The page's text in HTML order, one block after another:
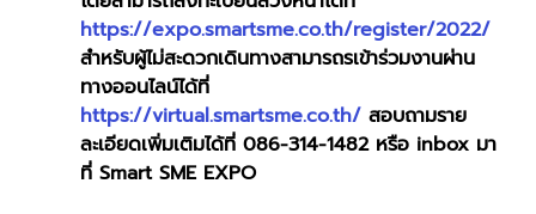
https://expo.smartsme.co.th/register/2022/
สำหรับผู้ไม่สะดวกเดินทางสามารถรเข้าร่วมงานผ่าน
ทางออนไลน์ได้ที่
https://virtual.smartsme.co.th/ สอบถามราย
ละเอียดเพิ่มเติมได้ที่ 086-314-1482 หรือ inbox มา
ที่ Smart SME EXPO